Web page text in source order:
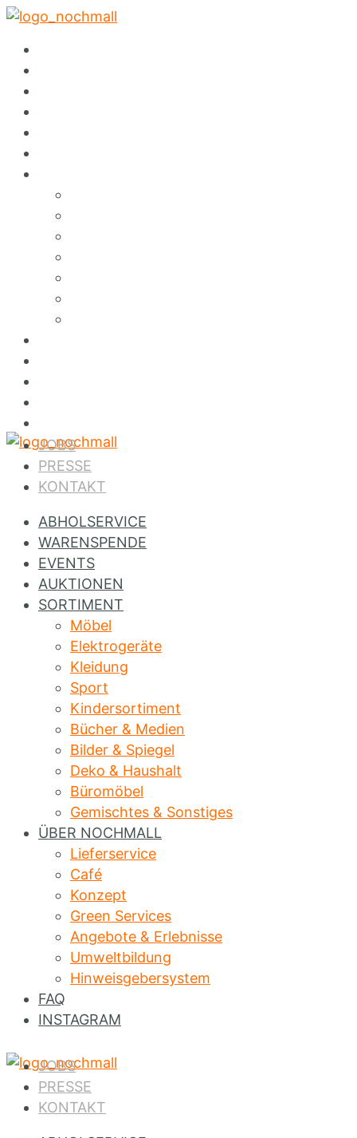
✕
JOBS
PRESSE
KONTAKT
ABHOLSERVICE
WARENSPENDE
EVENTS
AUKTIONEN
SORTIMENT
Möbel
Elektrogeräte
Kleidung
Sport
Kindersortiment
Bücher & Medien
Bilder & Spiegel
Deko & Haushalt
Büromöbel
Gemischtes & Sonstiges
ÜBER NOCHMALL
Lieferservice
Café
Konzept
Green Services
Angebote & Erlebnisse
Umweltbildung
Hinweisgebersystem
FAQ
INSTAGRAM
JOBS
PRESSE
KONTAKT